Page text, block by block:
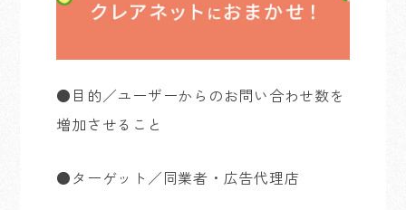
●目的／ユーザーからのお問い合わせ数を
増加させること
●ターゲット／同業者・広告代理店